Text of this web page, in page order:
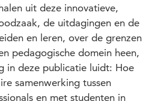
uit deze innovatieve,
de uitdagingen en de
en leren, over de grenzen
pedagogische domein heen,
in deze publicatie luidt: Hoe
samenwerking tussen
en met studenten in